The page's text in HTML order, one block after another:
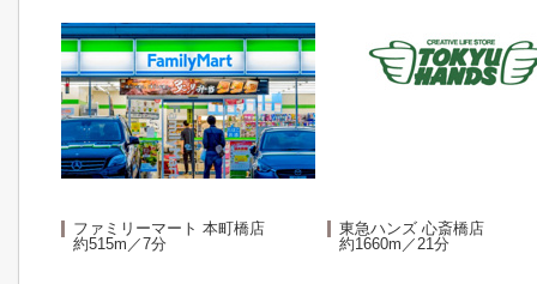
ファミリーマート 本町橋店
約515m／7分
東急ハンズ 心斎橋店
約1660m／21分